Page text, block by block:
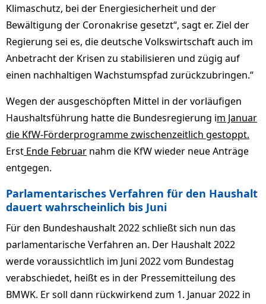
Klimaschutz, bei der Energiesicherheit und der
Bewältigung der Coronakrise gesetzt“, sagt er. Ziel der
Regierung sei es, die deutsche Volkswirtschaft auch im
Anbetracht der Krisen zu stabilisieren und zügig auf
einen nachhaltigen Wachstumspfad zurückzubringen.“
Wegen der ausgeschöpften Mittel in der vorläufigen
Haushaltsführung hatte die Bundesregierung im Januar
die KfW-Förderprogramme zwischenzeitlich gestoppt.
Erst Ende Februar nahm die KfW wieder neue Anträge
entgegen.
Parlamentarisches Verfahren für den Haushalt
dauert wahrscheinlich bis Juni
Für den Bundeshaushalt 2022 schließt sich nun das
parlamentarische Verfahren an. Der Haushalt 2022
werde voraussichtlich im Juni 2022 vom Bundestag
verabschiedet, heißt es in der Pressemitteilung des
BMWK. Er soll dann rückwirkend zum 1. Januar 2022 in